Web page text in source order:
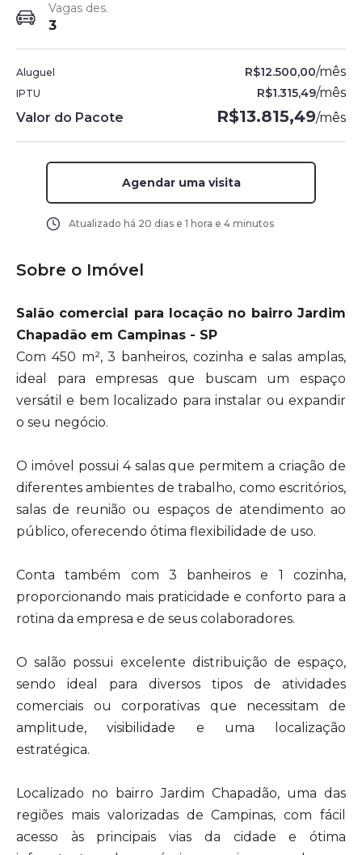
Vagas des.
3
Aluguel R$12.500,00/mês
IPTU R$1.315,49/mês
Valor do Pacote
R$13.815,49/mês
Agendar uma visita
Atualizado há 20 dias e 1 hora e 4 minutos
Sobre o Imóvel
Salão comercial para locação no bairro Jardim
Chapadão em Campinas - SP
Com 450 m², 3 banheiros, cozinha e salas amplas,
ideal para empresas que buscam um espaço
versátil e bem localizado para instalar ou expandir
o seu negócio.
O imóvel possui 4 salas que permitem a criação de
diferentes ambientes de trabalho, como escritórios,
salas de reunião ou espaços de atendimento ao
público, oferecendo ótima flexibilidade de uso.
Conta também com 3 banheiros e 1 cozinha,
proporcionando mais praticidade e conforto para a
rotina da empresa e de seus colaboradores.
O salão possui excelente distribuição de espaço,
sendo ideal para diversos tipos de atividades
comerciais ou corporativas que necessitam de
amplitude, visibilidade e uma localização
estratégica.
Localizado no bairro Jardim Chapadão, uma das
regiões mais valorizadas de Campinas, com fácil
acesso às principais vias da cidade e ótima